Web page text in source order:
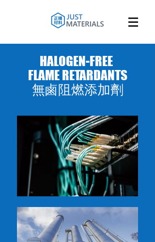
HALOGEN-FREE
FLAME RETARDANTS
無鹵阻燃添加劑